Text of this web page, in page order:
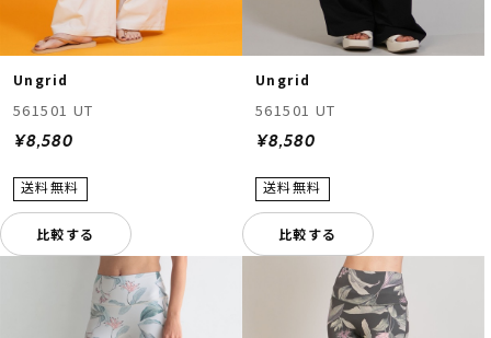
Ungrid
561501 UT
¥8,580
比較する
Ungrid
561501 UT
¥8,580
比較する